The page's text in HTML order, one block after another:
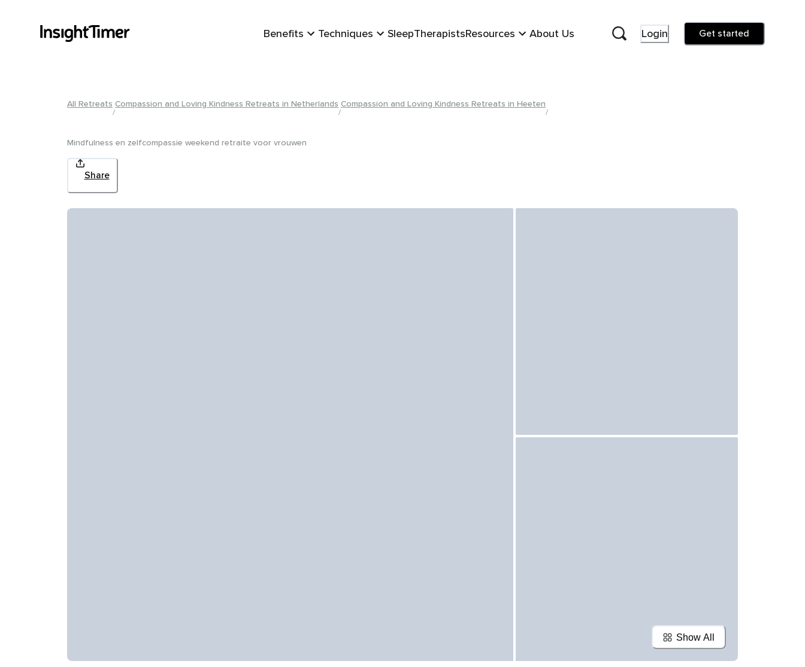
Benefits Techniques SleepTherapistsResources About Us Login Get started
All Retreats
/
Compassion and Loving Kindness Retreats in Netherlands
/
Compassion and Loving Kindness Retreats in Heeten
/
Mindfulness en zelfcompassie weekend retraite voor vrouwen
Share
Show All